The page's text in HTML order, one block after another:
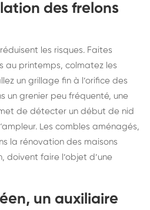
des frelons
les risques. Faites
au printemps, colmatez les
un grillage fin à l’orifice des
un grenier peu fréquenté, une
de détecter un début de nid
Les combles aménagés,
la rénovation des maisons
doivent faire l’objet d’une
un auxiliaire